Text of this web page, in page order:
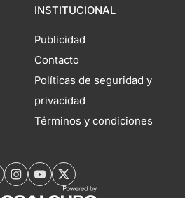
INSTITUCIONAL
Publicidad
Contacto
Políticas de seguridad y
privacidad
Términos y condiciones